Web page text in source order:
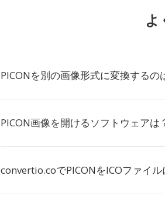
よ
PICONを別の画像形式に変換するの
PICON画像を開けるソフトウェアは
convertio.coでPICONをICOファイ